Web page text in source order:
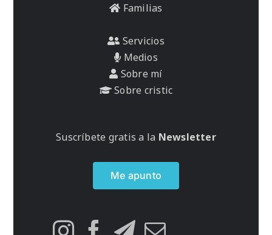
Familias
Servicios
Medios
Sobre mí
Sobre cristic
Suscríbete gratis a la Newsletter
Me apunto